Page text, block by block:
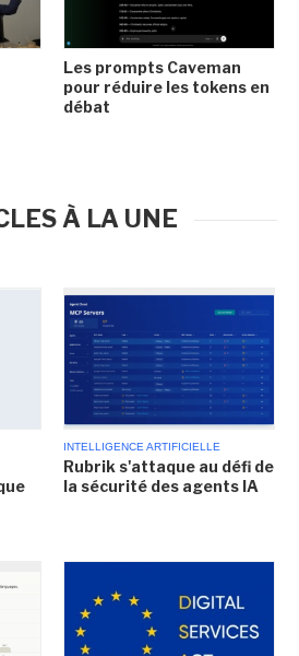
Les prompts Caveman
pour réduire les tokens en
débat
À LA UNE
INTELLIGENCE ARTIFICIELLE
Rubrik s'attaque au défi de
la sécurité des agents IA